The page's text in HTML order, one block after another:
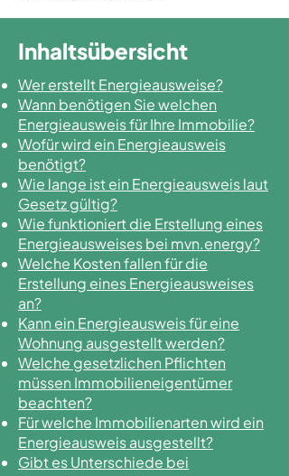
Inhaltsübersicht
Wer erstellt Energieausweise?
Wann benötigen Sie welchen
Energieausweis für Ihre Immobilie?
Wofür wird ein Energieausweis
benötigt?
​Wie lange ist ein Energieausweis laut
Gesetz gültig?
Wie funktioniert die Erstellung eines
Energieausweises bei mvn.energy?
Welche Kosten fallen für die
Erstellung eines Energieausweises
an?
Kann ein Energieausweis für eine
Wohnung ausgestellt werden?
Welche gesetzlichen Pflichten
müssen Immobilieneigentümer
beachten?
Für welche Immobilienarten wird ein
Energieausweis ausgestellt?
Gibt es Unterschiede bei